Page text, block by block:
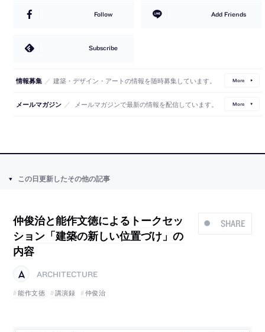
Follow Add Friends
Subscribe
情報募集 ／ 建築・デザイン・アートの情報を随時募集しています。 More
メールマガジン ／ メールマガジンで最新の情報を配信しています。 More
この日更新したその他の記事
SHARE
仲俊治と能作文徳によるトークセッ
ション「建築の新しい位置づけ」の
内容
ARCHITECTURE
能作文徳
講演録 仲俊治